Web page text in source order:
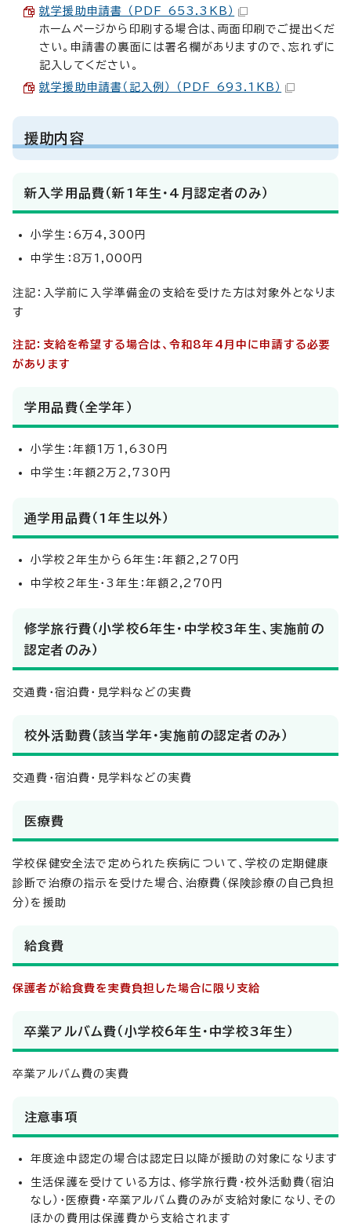
就学援助申請書 （PDF 653.3KB）
ホームページから印刷する場合は、両面印刷でご提出くだ
さい。申請書の裏面には署名欄がありますので、忘れずに
記入してください。
就学援助申請書（記入例） （PDF 693.1KB）
援助内容
新入学用品費（新1年生・4月認定者のみ）
小学生：6万4,300円
中学生：8万1,000円
注記：入学前に入学準備金の支給を受けた方は対象外となりま
す
注記：支給を希望する場合は、令和8年4月中に申請する必要
があります
学用品費（全学年）
小学生：年額1万1,630円
中学生：年額2万2,730円
通学用品費（1年生以外）
小学校2年生から6年生：年額2,270円
中学校2年生・3年生：年額2,270円
修学旅行費（小学校6年生・中学校3年生、実施前の
認定者のみ）
交通費・宿泊費・見学料などの実費
校外活動費（該当学年・実施前の認定者のみ）
交通費・宿泊費・見学料などの実費
医療費
学校保健安全法で定められた疾病について、学校の定期健康
診断で治療の指示を受けた場合、治療費（保険診療の自己負担
分）を援助
給食費
保護者が給食費を実費負担した場合に限り支給
卒業アルバム費（小学校6年生・中学校3年生）
卒業アルバム費の実費
注意事項
年度途中認定の場合は認定日以降が援助の対象になります
生活保護を受けている方は、修学旅行費・校外活動費（宿泊
なし）・医療費・卒業アルバム費のみが支給対象になり、その
ほかの費用は保護費から支給されます